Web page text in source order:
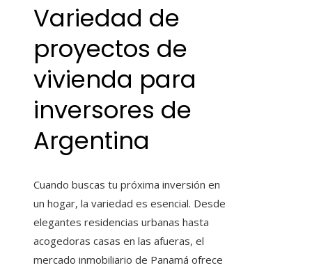
Variedad de
proyectos de
vivienda para
inversores de
Argentina
Cuando buscas tu próxima inversión en
un hogar, la variedad es esencial. Desde
elegantes residencias urbanas hasta
acogedoras casas en las afueras, el
mercado inmobiliario de Panamá ofrece